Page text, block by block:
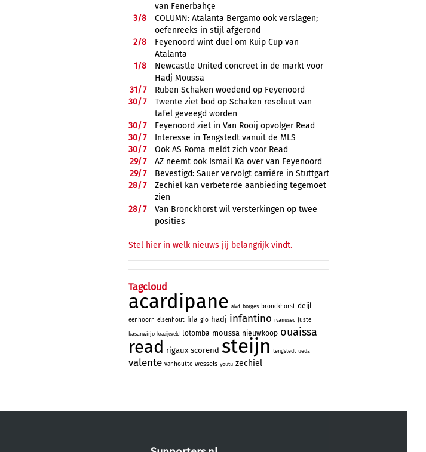
van Fenerbahçe
3/8
COLUMN: Atalanta Bergamo ook verslagen;
oefenreeks in stijl afgerond
2/8
Feyenoord wint duel om Kuip Cup van
Atalanta
1/8
Newcastle United concreet in de markt voor
Hadj Moussa
31/7
Ruben Schaken woedend op Feyenoord
30/7
Twente ziet bod op Schaken resoluut van
tafel geveegd worden
30/7
Feyenoord ziet in Van Rooij opvolger Read
30/7
Interesse in Tengstedt vanuit de MLS
30/7
Ook AS Roma meldt zich voor Read
29/7
AZ neemt ook Ismail Ka over van Feyenoord
29/7
Bevestigd: Sauer vervolgt carrière in Stuttgart
28/7
Zechiël kan verbeterde aanbieding tegemoet
zien
28/7
Van Bronckhorst wil versterkingen op twee
posities
Stel hier in welk nieuws jij belangrijk vindt.
Tagcloud
acardipane aivd borges bronckhorst deijl
eenhoorn elsenhout fifa gio hadj infantino ivanusec juste
kasanwirjo kraaijeveld lotomba moussa nieuwkoop ouaissa
read rigaux scorend steijn tengstedt ueda
valente vanhoutte wessels youtu zechiel